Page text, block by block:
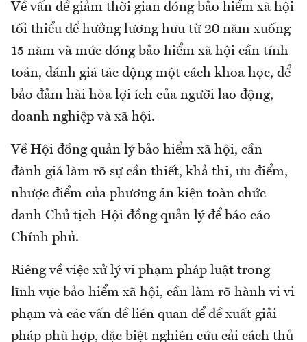
Về vấn đề giảm thời gian đóng bảo hiểm xã hội
tối thiểu để hưởng lương hưu từ 20 năm xuống
15 năm và mức đóng bảo hiểm xã hội cần tính
toán, đánh giá tác động một cách khoa học, để
bảo đảm hài hòa lợi ích của người lao động,
doanh nghiệp và xã hội.
Về Hội đồng quản lý bảo hiểm xã hội, cần
đánh giá làm rõ sự cần thiết, khả thi, ưu điểm,
nhược điểm của phương án kiện toàn chức
danh Chủ tịch Hội đồng quản lý để báo cáo
Chính phủ.
Riêng về việc xử lý vi phạm pháp luật trong
lĩnh vực bảo hiểm xã hội, cần làm rõ hành vi vi
phạm và các vấn đề liên quan để đề xuất giải
pháp phù hợp, đặc biệt nghiên cứu cải cách thủ